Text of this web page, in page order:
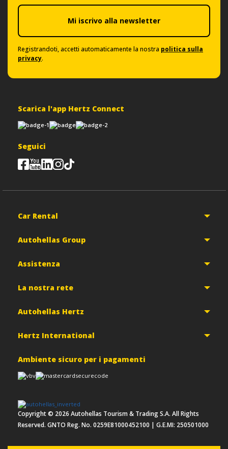
Mi iscrivo alla newsletter
Registrandoti, accetti automaticamente la nostra politica sulla
privacy.
Scarica l'app Hertz Connect
Seguici
Car Rental
Autohellas Group
Assistenza
La nostra rete
Autohellas Hertz
Hertz International
Ambiente sicuro per i pagamenti
Copyright © 2026 Autohellas Tourism & Trading S.A. All Rights
Reserved. GNTO Reg. No. 0259E81000452100 | G.E.MI: 250501000